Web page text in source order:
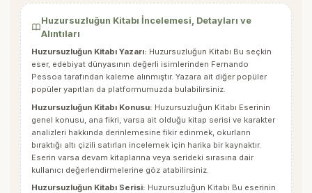
Huzursuzluğun Kitabı İncelemesi, Detayları ve
Alıntıları
Huzursuzluğun Kitabı Yazarı: Huzursuzluğun Kitabı Bu seçkin
eser, edebiyat dünyasının değerli isimlerinden Fernando
Pessoa tarafından kaleme alınmıştır. Yazara ait diğer popüler
popüler yapıtları da platformumuzda bulabilirsiniz.
Huzursuzluğun Kitabı Konusu: Huzursuzluğun Kitabı Eserinin
genel konusu, ana fikri, varsa ait olduğu kitap serisi ve karakter
analizleri hakkında derinlemesine fikir edinmek, okurların
bıraktığı altı çizili satırları incelemek için harika bir kaynaktır.
Eserin varsa devam kitaplarına veya serideki sırasına dair
kullanıcı değerlendirmelerine göz atabilirsiniz.
Huzursuzluğun Kitabı Serisi: Huzursuzluğun Kitabı Bu eserinin